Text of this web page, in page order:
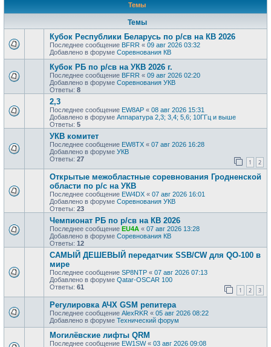
Темы
Темы
Кубок Республики Беларусь по р/св на КВ 2026
Последнее сообщение BFRR « 09 авг 2026 03:32
Добавлено в форуме Соревнования КВ
Кубок РБ по р/св на УКВ 2026 г.
Последнее сообщение BFRR « 09 авг 2026 02:20
Добавлено в форуме Соревнования УКВ
Ответы: 8
2,3
Последнее сообщение EW8AP « 08 авг 2026 15:31
Добавлено в форуме Аппаратура 2,3; 3,4; 5,6; 10ГГц и выше
Ответы: 5
УКВ комитет
Последнее сообщение EW8TX « 07 авг 2026 16:28
Добавлено в форуме УКВ
Ответы: 27 1 2
Открытые межобластные соревнования Гродненской
области по р/с на УКВ
Последнее сообщение EW4DX « 07 авг 2026 16:01
Добавлено в форуме Соревнования УКВ
Ответы: 23
Чемпионат РБ по р/св на КВ 2026
Последнее сообщение EU4A « 07 авг 2026 13:28
Добавлено в форуме Соревнования КВ
Ответы: 12
САМЫЙ ДЕШЕВЫЙ передатчик SSB/CW для QO-100 в
мире
Последнее сообщение SP8NTP « 07 авг 2026 07:13
Добавлено в форуме Qatar-OSCAR 100
Ответы: 61 1 2 3
Регулировка АЧХ GSM репитера
Последнее сообщение AlexRKR « 05 авг 2026 08:22
Добавлено в форуме Технический форум
Могилёвские лифты QRM
Последнее сообщение EW1SW« 03 авг 2026 09:08